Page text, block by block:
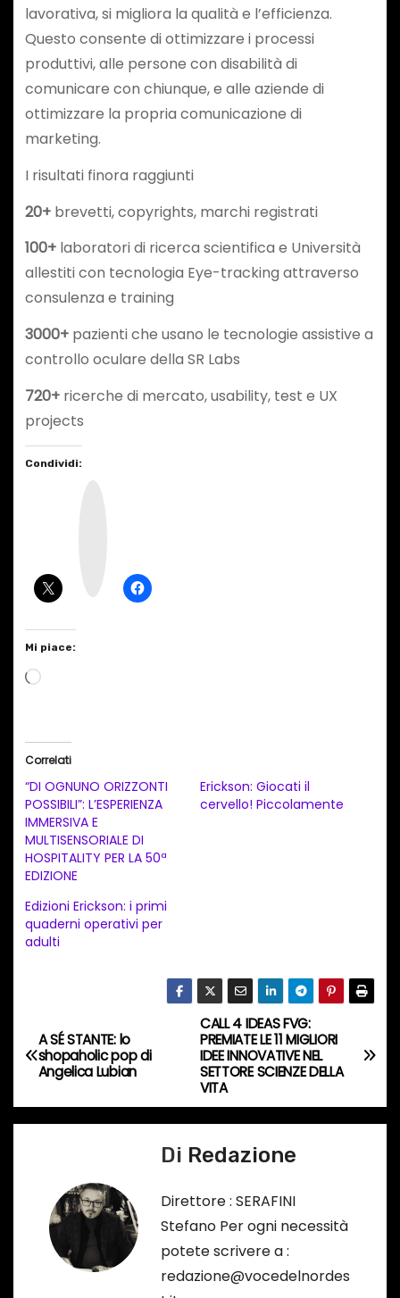
lavorativa, si migliora la qualità e l’efficienza.
Questo consente di ottimizzare i processi
produttivi, alle persone con disabilità di
comunicare con chiunque, e alle aziende di
ottimizzare la propria comunicazione di
marketing.
I risultati finora raggiunti
20+ brevetti, copyrights, marchi registrati
100+laboratori di ricerca scientifica e Università
allestiti con tecnologia Eye-tracking attraverso
consulenza e training
3000+pazienti che usano le tecnologie assistive a
controllo oculare della SR Labs
720+ricerche di mercato, usability, test e UX
projects
Condividi:
Mi piace:
C
a
m
e
n
t
o
i
r
s
…
Correlati
“DI OGNUNO ORIZZONTI
POSSIBILI”: L’ESPERIENZA
IMMERSIVA E
MULTISENSORIALE DI
HOSPITALITY PER LA 50ª
EDIZIONE
Erickson: Giocati il
cervello! Piccolamente
Edizioni Erickson: i primi
quaderni operativi per
adulti
N
a
v
CALL 4 IDEAS FVG:
PREMIATE LE 11 MIGLIORI
IDEE INNOVATIVE NEL
SETTORE SCIENZE DELLA
VITA
A SÉ STANTE: lo
shopaholic pop di
Angelica Lubian
Di Redazione
Direttore : SERAFINI
Stefano Per ogni necessità
potete scrivere a :
redazione@vocedelnordes